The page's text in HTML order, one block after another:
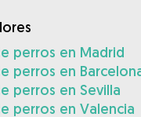
perros en Madrid
perros en
perros en Sevilla
perros en Valencia